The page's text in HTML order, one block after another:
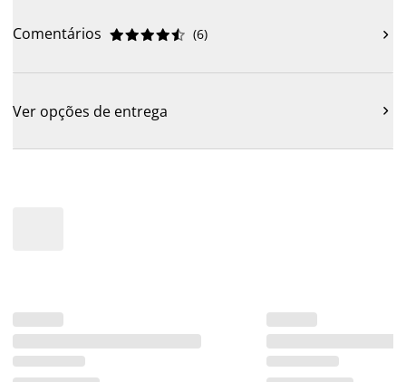
Comentários 




 (6) 
Ver opções de entrega 